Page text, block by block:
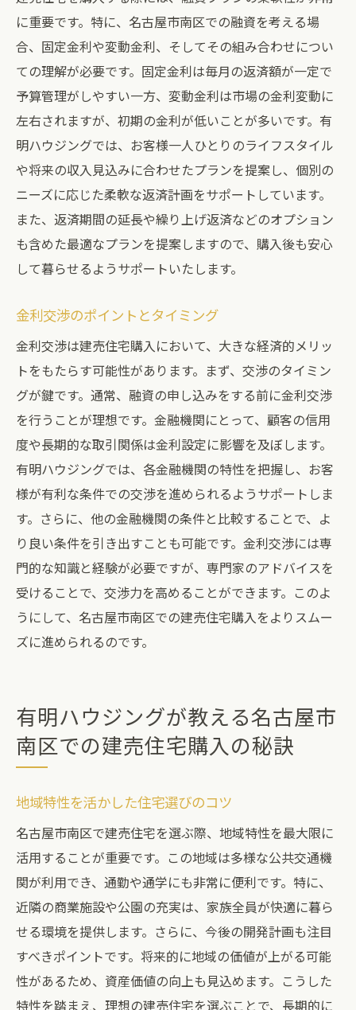
に重要です。特に、名古屋市南区での融資を考える場
合、固定金利や変動金利、そしてその組み合わせについ
ての理解が必要です。固定金利は毎月の返済額が一定で
予算管理がしやすい一方、変動金利は市場の金利変動に
左右されますが、初期の金利が低いことが多いです。有
明ハウジングでは、お客様一人ひとりのライフスタイル
や将来の収入見込みに合わせたプランを提案し、個別の
ニーズに応じた柔軟な返済計画をサポートしています。
また、返済期間の延長や繰り上げ返済などのオプション
も含めた最適なプランを提案しますので、購入後も安心
して暮らせるようサポートいたします。
金利交渉のポイントとタイミング
金利交渉は建売住宅購入において、大きな経済的メリッ
トをもたらす可能性があります。まず、交渉のタイミン
グが鍵です。通常、融資の申し込みをする前に金利交渉
を行うことが理想です。金融機関にとって、顧客の信用
度や長期的な取引関係は金利設定に影響を及ぼします。
有明ハウジングでは、各金融機関の特性を把握し、お客
様が有利な条件での交渉を進められるようサポートしま
す。さらに、他の金融機関の条件と比較することで、よ
り良い条件を引き出すことも可能です。金利交渉には専
門的な知識と経験が必要ですが、専門家のアドバイスを
受けることで、交渉力を高めることができます。このよ
うにして、名古屋市南区での建売住宅購入をよりスムー
ズに進められるのです。
有明ハウジングが教える名古屋市
南区での建売住宅購入の秘訣
地域特性を活かした住宅選びのコツ
名古屋市南区で建売住宅を選ぶ際、地域特性を最大限に
活用することが重要です。この地域は多様な公共交通機
関が利用でき、通勤や通学にも非常に便利です。特に、
近隣の商業施設や公園の充実は、家族全員が快適に暮ら
せる環境を提供します。さらに、今後の開発計画も注目
すべきポイントです。将来的に地域の価値が上がる可能
性があるため、資産価値の向上も見込めます。こうした
特性を踏まえ、理想の建売住宅を選ぶことで、長期的に